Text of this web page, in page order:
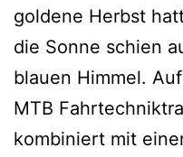
goldene Herbst
die Sonne schien
blauen Himmel.
MTB
kombiniert mit